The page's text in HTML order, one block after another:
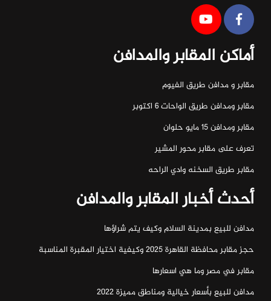
أماكن المقابر والمدافن
مقابر و مدافن طريق الفيوم
مقابر ومدافن طريق الواحات ٦ اكتوبر
مقابر ومدافن ١٥ مايو حلوان
تعرف على مقابر محور المشير
مقابر طريق السخنه وادي الراحه
أحدث أخبار المقابر والمدافن
مدافن للبيع بمدينة السلام وكيف يتم شراؤها
حجز مقابر محافظة القاهرة 2025 وكيفية اختيار المقبرة المناسبة
مقابر في مصر وما هي اسعارها
مدافن للبيع بأسعار خيالية ومناطق مميزة 2022